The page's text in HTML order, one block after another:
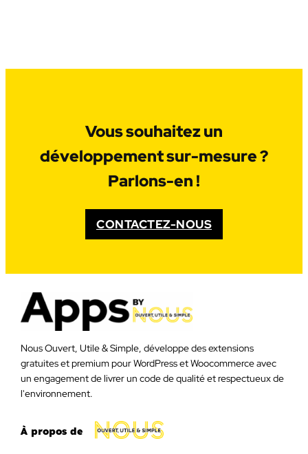
Vous souhaitez un
développement sur-mesure ?
Parlons-en !
CONTACTEZ-NOUS
Nous Ouvert, Utile & Simple, développe des extensions
gratuites et premium pour WordPress et Woocommerce avec
un engagement de livrer un code de qualité et respectueux de
l'environnement.
À propos de